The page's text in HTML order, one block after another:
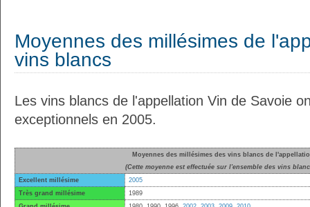
Moyennes des millésimes de
vins blancs
Les vins blancs de l'appellation Vin de Savoie
exceptionnels en 2005.
Moyennes des millésimes des vins blancs de
(Cette moyenne est effectuée sur l'ensemble des vins
Excellent millésime
2005
Très grand millésime
1989